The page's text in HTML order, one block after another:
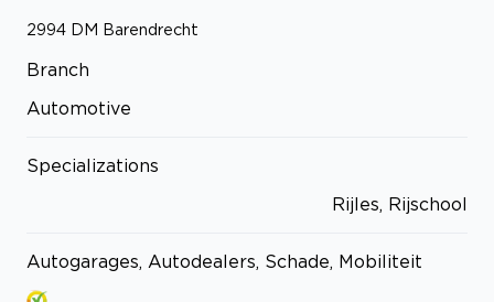
2994 DM Barendrecht
Branch
Automotive
Specializations
Rijles, Rijschool
Autogarages, Autodealers, Schade, Mobiliteit